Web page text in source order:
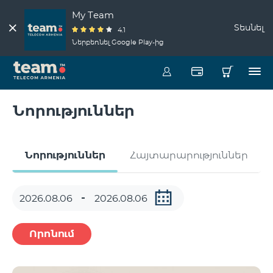
My Team
4.1
Ներբեռնել Google Play-ից
Տեսնել
Նորություններ
Նորություններ Հայտարարություններ
Որոնում